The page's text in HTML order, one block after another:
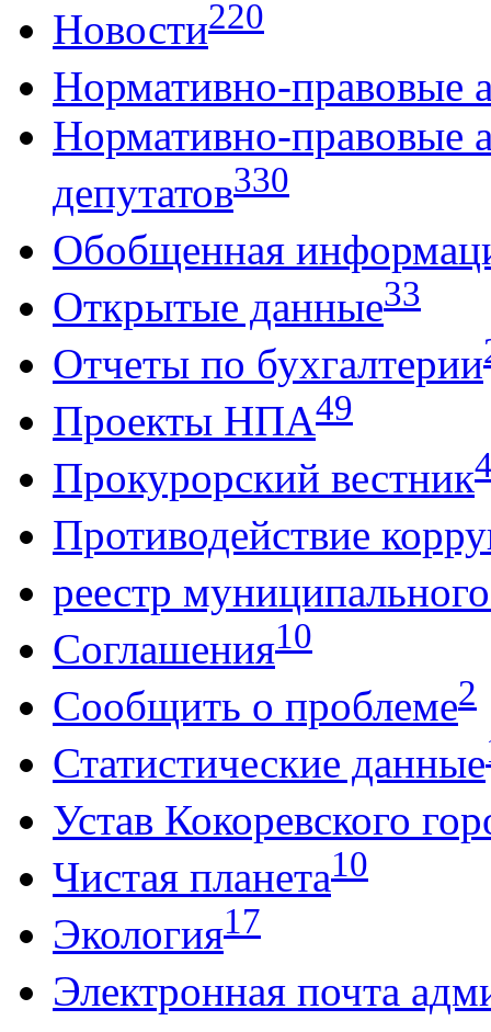
Новости220
Нормативно-правовые
Нормативно-правовые
депутатов330
Обобщенная
Открытые данные33
Отчеты по бухгалтерии
Проекты НПА49
Прокурорский вестник
Противодействие
реестр
Соглашения10
Сообщить о проблеме2
Статистические данные
Устав Кокоревского
Чистая планета10
Экология17
Электронная почта